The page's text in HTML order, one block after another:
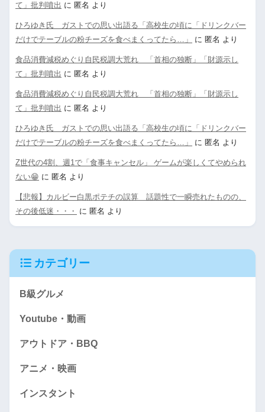
て」批判噴出 に 匿名 より
ひろゆき氏 ガストでの思い出語る「高校生の頃に「ドリンクバー
だけでテーブルの粉チーズを食べまくってたら…」
に 匿名 より
食品消費減税めぐり自民税調大荒れ 「首相の独断」「財源示し
て」批判噴出 に 匿名 より
食品消費減税めぐり自民税調大荒れ 「首相の独断」「財源示し
て」批判噴出 に 匿名 より
ひろゆき氏 ガストでの思い出語る「高校生の頃に「ドリンクバー
だけでテーブルの粉チーズを食べまくってたら…」
に 匿名 より
Z世代の4割、週1で「食事キャンセル」 ゲームが楽しくてやめられ
ない😁 に 匿名 より
【悲報】カルビー白黒ポテチの誤算 話題性で一瞬売れたものの、
その後低迷・・・
に 匿名 より
カテゴリー
B級グルメ
Youtube・動画
アウトドア・BBQ
アニメ・映画
インスタント